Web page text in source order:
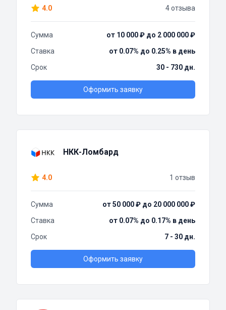
4.0 4 отзыва
Сумма
от 10 000 ₽ до 2 000 000 ₽
Ставка
от 0.07% до 0.25% в день
Срок
30 - 730 дн.
Оформить заявку
НКК-Ломбард
4.0 1 отзыв
Сумма
от 50 000 ₽ до 20 000 000 ₽
Ставка
от 0.07% до 0.17% в день
Срок
7 - 30 дн.
Оформить заявку